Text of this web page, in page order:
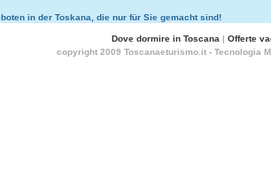
in der Toskana , die nur für Sie gemacht sind!
Dove dormire in Toscana | Offerte
copyright 2009 Toscanaeturismo.it - Tecnologia